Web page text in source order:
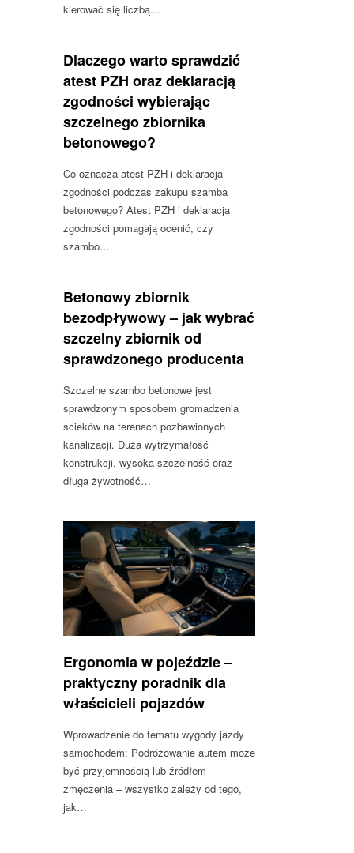
kierować się liczbą…
Dlaczego warto sprawdzić
atest PZH oraz deklaracją
zgodności wybierając
szczelnego zbiornika
betonowego?
Co oznacza atest PZH i deklaracja
zgodności podczas zakupu szamba
betonowego? Atest PZH i deklaracja
zgodności pomagają ocenić, czy
szambo…
Betonowy zbiornik
bezodpływowy – jak wybrać
szczelny zbiornik od
sprawdzonego producenta
Szczelne szambo betonowe jest
sprawdzonym sposobem gromadzenia
ścieków na terenach pozbawionych
kanalizacji. Duża wytrzymałość
konstrukcji, wysoka szczelność oraz
długa żywotność…
Ergonomia w pojeździe –
praktyczny poradnik dla
właścicieli pojazdów
Wprowadzenie do tematu wygody jazdy
samochodem: Podróżowanie autem może
być przyjemnością lub źródłem
zmęczenia – wszystko zależy od tego,
jak…